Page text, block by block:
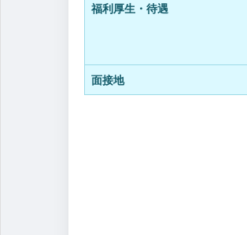
福利厚生・待遇
面接地